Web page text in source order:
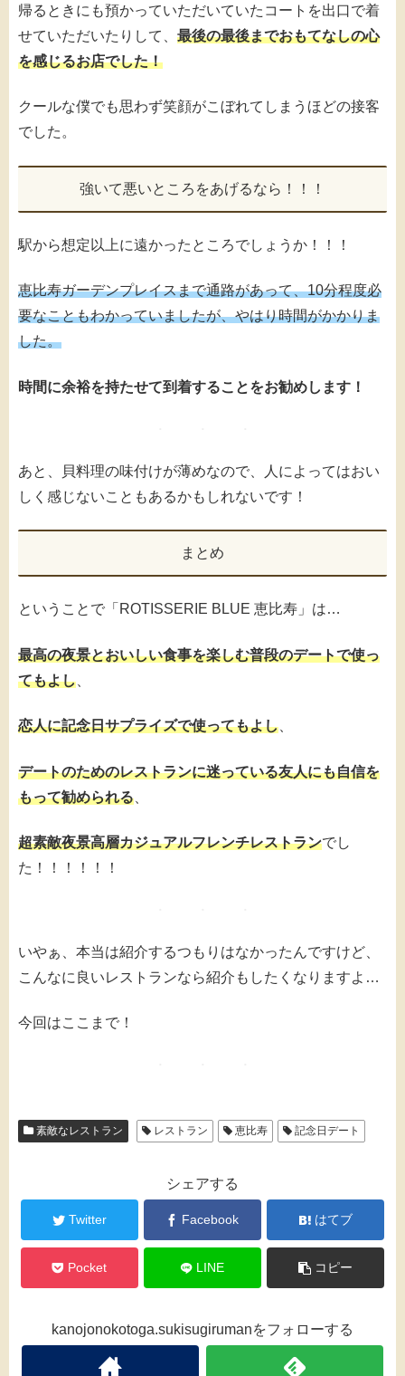
帰るときにも預かっていただいていたコートを出口で着
せていただいたりして、 最後の最後までおもてなしの心
を感じるお店でした！
クールな僕でも思わず笑顔がこぼれてしまうほどの接客
でした。
強いて悪いところをあげるなら！！！
駅から想定以上に遠かったところでしょうか！！！
恵比寿ガーデンプレイスまで通路があって、10分程度必
要なこともわかっていましたが、やはり時間がかかりま
した。
時間に余裕を持たせて到着することをお勧めします！
あと、貝料理の味付けが薄めなので、人によってはおい
しく感じないこともあるかもしれないです！
まとめ
ということで「ROTISSERIE BLUE 恵比寿」は…
最高の夜景とおいしい食事を楽しむ普段のデートで使っ
てもよし
恋人に記念日サプライズで使ってもよし
デートのためのレストランに迷っている友人にも自信を
もって勧められる
超素敵夜景高層カジュアルフレンチレストランでし
た！！！！！！
いやぁ、本当は紹介するつもりはなかったんですけど、
こんなに良いレストランなら紹介もしたくなりますよ…
今回はここまで！
素敵なレストラン レストラン 恵比寿 記念日デート
シェアする
Twitter Facebook はてブ
Pocket LINE コピー
kanojonokotoga.sukisugirumanをフォローする